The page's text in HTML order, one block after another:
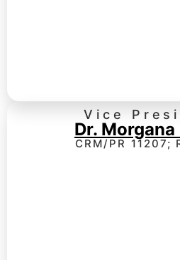
Vice
Dr.
CRM/PR 11207;